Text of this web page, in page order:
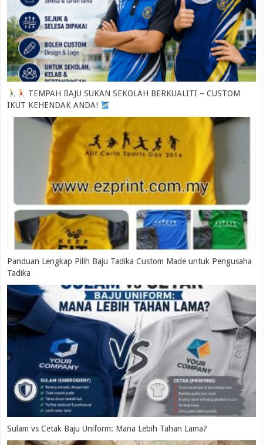
The
options
be
chosen
on
the
product
page
TEMPAH BAJU SUKAN SEKOLAH BERKUALITI – CUSTOM
IKUT KEHENDAK ANDA!
Panduan Lengkap Pilih Baju Tadika Custom Made untuk Pengusaha
Tadika
Sulam vs Cetak Baju Uniform: Mana Lebih Tahan Lama?